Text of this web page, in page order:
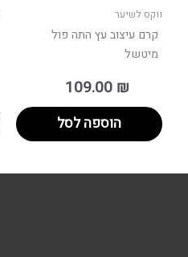
ווקס לשיער
קרם עיצוב עץ התה פול
מיטשל
109.00 ₪
הוספה לסל